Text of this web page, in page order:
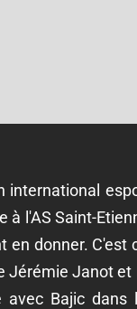
l'AS Saint-
donner.
Jérémie Janot
Bajic